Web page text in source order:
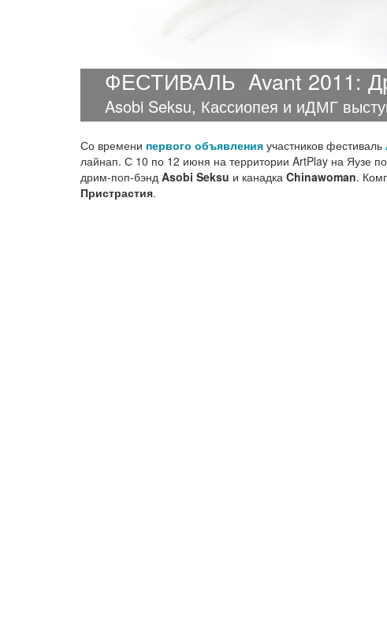
ФЕСТИВАЛЬ Avant 2011:
Asobi Seksu, Кассиопея и иДМГ
Со времени первого объявления участников фестиваль
лайнап. С 10 по 12 июня на территории ArtPlay на Яузе
дрим-поп-бэнд Asobi Seksu и канадка Chinawoman.
Пристрастия.